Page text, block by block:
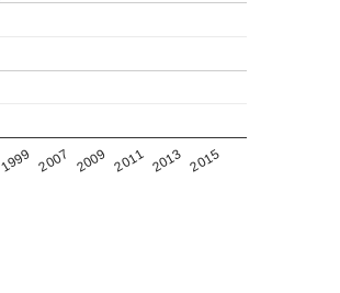
1999 2007 2009 2011 2013 2015